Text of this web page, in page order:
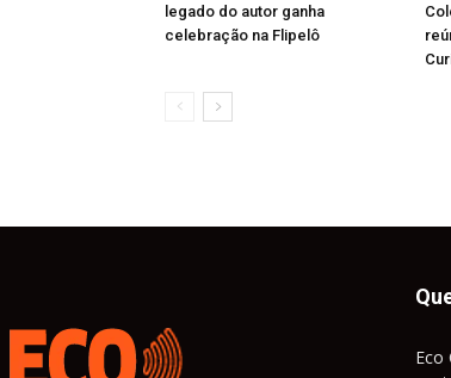
legado do autor ganha
celebração na Flipelô
Eco